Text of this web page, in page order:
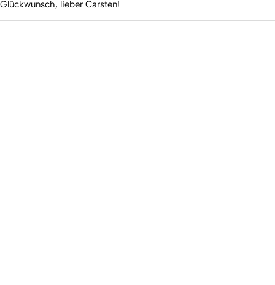
Glückwunsch, lieber Carsten!